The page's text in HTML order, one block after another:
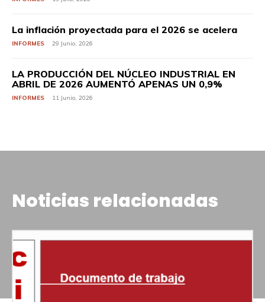
La inflación proyectada para el 2026 se acelera
INFORMES 29 Junio, 2026
LA PRODUCCIÓN DEL NÚCLEO INDUSTRIAL EN
ABRIL DE 2026 AUMENTÓ APENAS UN 0,9%
INFORMES 11 Junio, 2026
Noticias relacionadas